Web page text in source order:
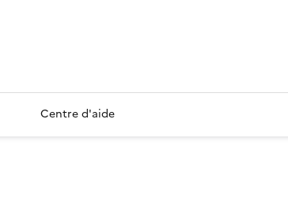
Centre d'aide